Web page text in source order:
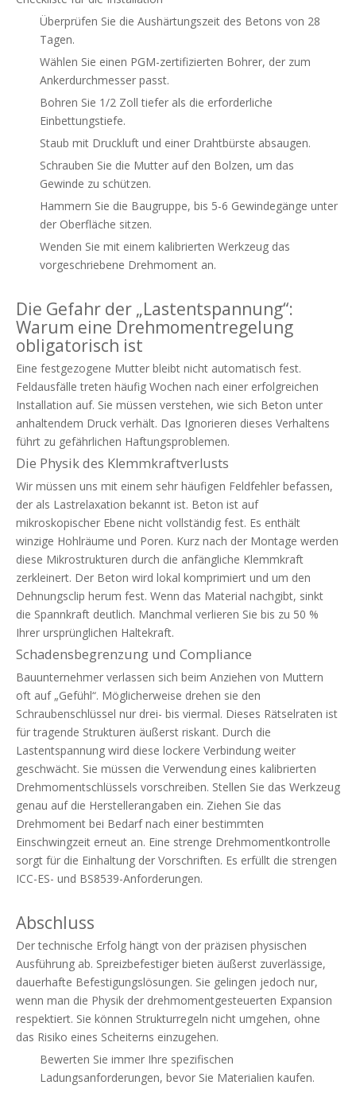
Überprüfen Sie die Aushärtungszeit des Betons von 28
Tagen.
Wählen Sie einen PGM-zertifizierten Bohrer, der zum
Ankerdurchmesser passt.
Bohren Sie 1/2 Zoll tiefer als die erforderliche
Einbettungstiefe.
Staub mit Druckluft und einer Drahtbürste absaugen.
Schrauben Sie die Mutter auf den Bolzen, um das
Gewinde zu schützen.
Hammern Sie die Baugruppe, bis 5-6 Gewindegänge unter
der Oberfläche sitzen.
Wenden Sie mit einem kalibrierten Werkzeug das
vorgeschriebene Drehmoment an.
Die Gefahr der „Lastentspannung“:
Warum eine Drehmomentregelung
obligatorisch ist
Eine festgezogene Mutter bleibt nicht automatisch fest.
Feldausfälle treten häufig Wochen nach einer erfolgreichen
Installation auf. Sie müssen verstehen, wie sich Beton unter
anhaltendem Druck verhält. Das Ignorieren dieses Verhaltens
führt zu gefährlichen Haftungsproblemen.
Die Physik des Klemmkraftverlusts
Wir müssen uns mit einem sehr häufigen Feldfehler befassen,
der als Lastrelaxation bekannt ist. Beton ist auf
mikroskopischer Ebene nicht vollständig fest. Es enthält
winzige Hohlräume und Poren. Kurz nach der Montage werden
diese Mikrostrukturen durch die anfängliche Klemmkraft
zerkleinert. Der Beton wird lokal komprimiert und um den
Dehnungsclip herum fest. Wenn das Material nachgibt, sinkt
die Spannkraft deutlich. Manchmal verlieren Sie bis zu 50 %
Ihrer ursprünglichen Haltekraft.
Schadensbegrenzung und Compliance
Bauunternehmer verlassen sich beim Anziehen von Muttern
oft auf „Gefühl“. Möglicherweise drehen sie den
Schraubenschlüssel nur drei- bis viermal. Dieses Rätselraten ist
für tragende Strukturen äußerst riskant. Durch die
Lastentspannung wird diese lockere Verbindung weiter
geschwächt. Sie müssen die Verwendung eines kalibrierten
Drehmomentschlüssels vorschreiben. Stellen Sie das Werkzeug
genau auf die Herstellerangaben ein. Ziehen Sie das
Drehmoment bei Bedarf nach einer bestimmten
Einschwingzeit erneut an. Eine strenge Drehmomentkontrolle
sorgt für die Einhaltung der Vorschriften. Es erfüllt die strengen
ICC-ES- und BS8539-Anforderungen.
Abschluss
Der technische Erfolg hängt von der präzisen physischen
Ausführung ab. Spreizbefestiger bieten äußerst zuverlässige,
dauerhafte Befestigungslösungen. Sie gelingen jedoch nur,
wenn man die Physik der drehmomentgesteuerten Expansion
respektiert. Sie können Strukturregeln nicht umgehen, ohne
das Risiko eines Scheiterns einzugehen.
Bewerten Sie immer Ihre spezifischen
Ladungsanforderungen, bevor Sie Materialien kaufen.